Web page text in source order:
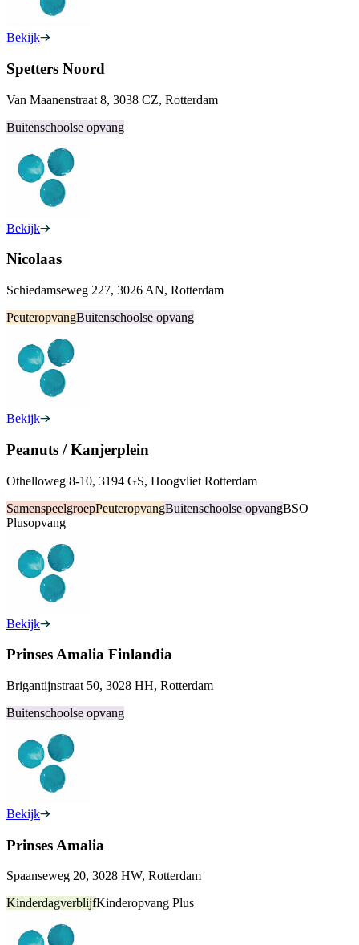
Bekijk
Spetters Noord
Van Maanenstraat 8, 3038 CZ, Rotterdam
Buitenschoolse opvang
Bekijk
Nicolaas
Schiedamseweg 227, 3026 AN, Rotterdam
PeuteropvangBuitenschoolse opvang
Bekijk
Peanuts / Kanjerplein
Othelloweg 8-10, 3194 GS, Hoogvliet Rotterdam
SamenspeelgroepPeuteropvangBuitenschoolse opvangBSO
Plusopvang
Bekijk
Prinses Amalia Finlandia
Brigantijnstraat 50, 3028 HH, Rotterdam
Buitenschoolse opvang
Bekijk
Prinses Amalia
Spaanseweg 20, 3028 HW, Rotterdam
KinderdagverblijfKinderopvang Plus